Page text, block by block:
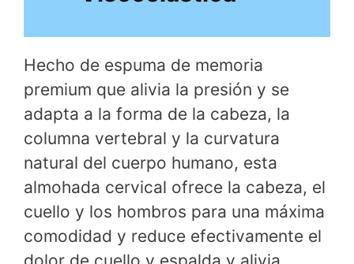
Hecho de espuma de memoria
premium que alivia la presión y se
adapta a la forma de la cabeza, la
columna vertebral y la curvatura
natural del cuerpo humano, esta
almohada cervical ofrece la cabeza, el
cuello y los hombros para una máxima
comodidad y reduce efectivamente el